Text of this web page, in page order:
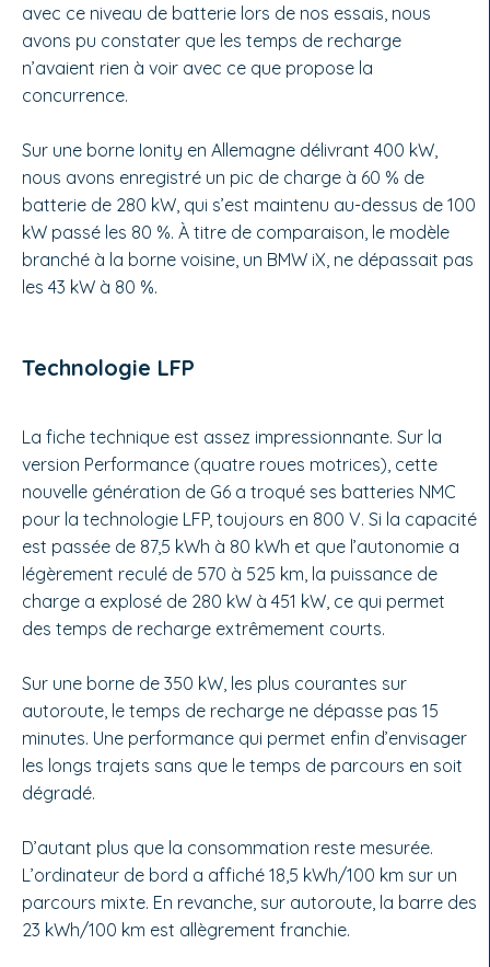
avec ce niveau de batterie lors de nos essais, nous
avons pu constater que les temps de recharge
n’avaient rien à voir avec ce que propose la
concurrence.
Sur une borne Ionity en Allemagne délivrant 400 kW,
nous avons enregistré un pic de charge à 60 % de
batterie de 280 kW, qui s’est maintenu au-dessus de 100
kW passé les 80 %. À titre de comparaison, le modèle
branché à la borne voisine, un BMW iX, ne dépassait pas
les 43 kW à 80 %.
Technologie LFP
La fiche technique est assez impressionnante. Sur la
version Performance (quatre roues motrices), cette
nouvelle génération de G6 a troqué ses batteries NMC
pour la technologie LFP, toujours en 800 V. Si la capacité
est passée de 87,5 kWh à 80 kWh et que l’autonomie a
légèrement reculé de 570 à 525 km, la puissance de
charge a explosé de 280 kW à 451 kW, ce qui permet
des temps de recharge extrêmement courts.
Sur une borne de 350 kW, les plus courantes sur
autoroute, le temps de recharge ne dépasse pas 15
minutes. Une performance qui permet enfin d’envisager
les longs trajets sans que le temps de parcours en soit
dégradé.
D’autant plus que la consommation reste mesurée.
L’ordinateur de bord a affiché 18,5 kWh/100 km sur un
parcours mixte. En revanche, sur autoroute, la barre des
23 kWh/100 km est allègrement franchie.